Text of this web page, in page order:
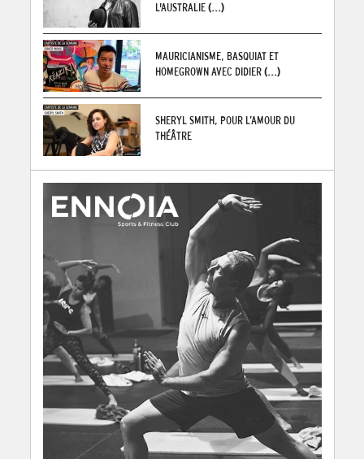
L'AUSTRALIE(...)
MAURICIANISME, BASQUIAT ET
HOMEGROWN AVEC DIDIER(...)
SHERYL SMITH, POUR L’AMOUR DU
THÉÂTRE